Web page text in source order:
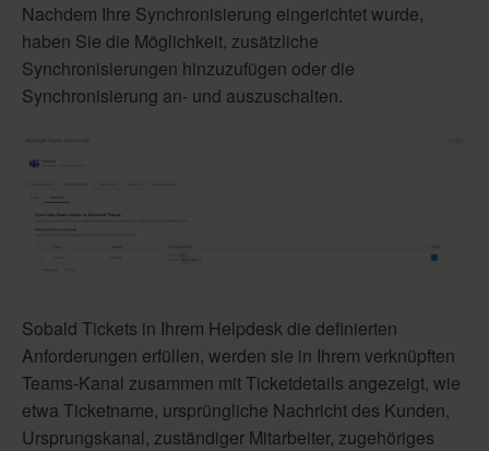
Nachdem Ihre Synchronisierung eingerichtet wurde,
haben Sie die Möglichkeit, zusätzliche
Synchronisierungen hinzuzufügen oder die
Synchronisierung an- und auszuschalten.
Sobald Tickets in Ihrem Helpdesk die definierten
Anforderungen erfüllen, werden sie in Ihrem verknüpften
Teams-Kanal zusammen mit Ticketdetails angezeigt, wie
etwa Ticketname, ursprüngliche Nachricht des Kunden,
Ursprungskanal, zuständiger Mitarbeiter, zugehöriges